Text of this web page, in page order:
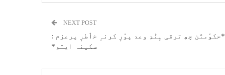
NEXT POST
*حکوٗمتَن چھِ ترقی ہٕنٛدِ وعد پوٗرٕ کرنہٕ خٲطرٕ پرعزم :
سکینہ ایتو*